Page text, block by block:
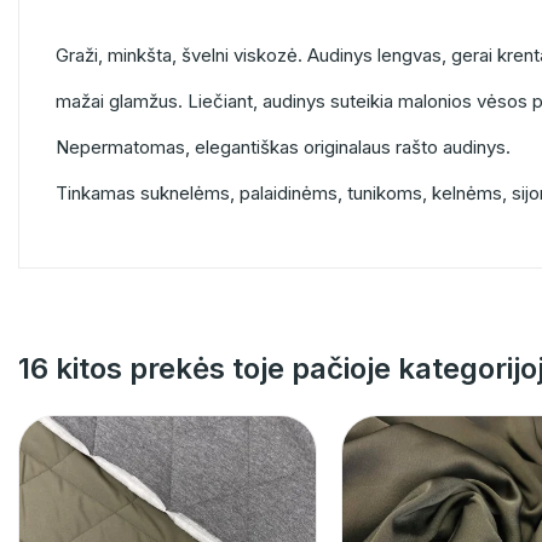
Graži, minkšta, švelni viskozė. Audinys lengvas, gerai
mažai glamžus. Liečiant, audinys suteikia malonios vėsos
Nepermatomas, elegantiškas originalaus rašto audinys.
Tinkamas suknelėms, palaidinėms, tunikoms, kelnėms,
16 kitos prekės toje pačioje